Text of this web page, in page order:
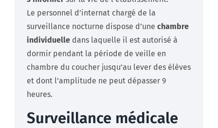
Le personnel d’internat chargé de la
surveillance nocturne dispose d’une chambre
individuelle dans laquelle il est autorisé à
dormir pendant la période de veille en
chambre du coucher jusqu’au lever des élèves
et dont l’amplitude ne peut dépasser 9
heures.
Surveillance médicale